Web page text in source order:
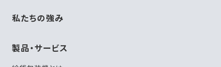
私たちの強み
製品・サービス